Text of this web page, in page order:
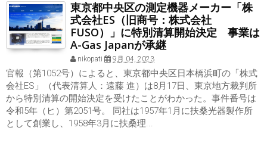
東京都中央区の測定機器メーカー「株
式会社ES（旧商号：株式会社
FUSO）」に特別清算開始決定 事業は
A-Gas Japanが承継
nikopati 9月 04, 2023
官報（第1052号）によると、東京都中央区日本橋浜町の「株式
会社ES」（代表清算人：遠藤 進）は8月17日、東京地方裁判所
から特別清算の開始決定を受けたことがわかった。事件番号は
令和5年（ヒ）第2051号。 同社は1957年1月に扶桑光器製作所
として創業し、1958年3月に扶桑理...